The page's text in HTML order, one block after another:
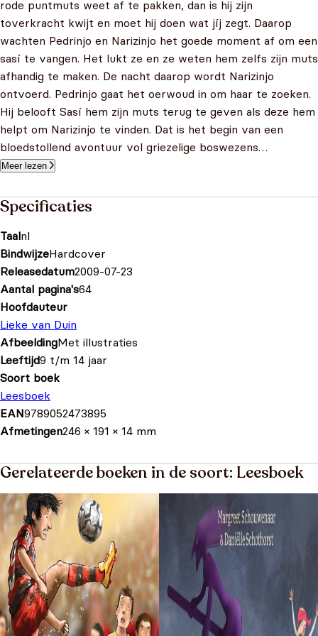
rode puntmuts weet af te pakken, dan is hij zijn
toverkracht kwijt en moet hij doen wat jíj zegt. Daarop
wachten Pedrinjo en Narizinjo het goede moment af om een
sasí te vangen. Het lukt ze en ze weten hem zelfs zijn muts
afhandig te maken. De nacht daarop wordt Narizinjo
ontvoerd. Pedrinjo gaat het oerwoud in om haar te zoeken.
Hij belooft Sasí hem zijn muts terug te geven als deze hem
helpt om Narizinjo te vinden. Dat is het begin van een
bloedstollend avontuur vol griezelige boswezens…
Meer lezen
Specificaties
Taalnl
BindwijzeHardcover
Releasedatum2009-07-23
Aantal pagina's64
Hoofdauteur
Lieke van Duin
AfbeeldingMet illustraties
Leeftijd9 t/m 14 jaar
Soort boek
Leesboek
EAN9789052473895
Afmetingen246 × 191 × 14 mm
Gerelateerde boeken in de soort: Leesboek